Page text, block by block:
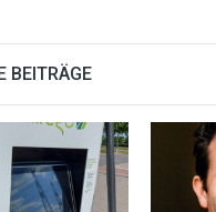
BEITRÄGE